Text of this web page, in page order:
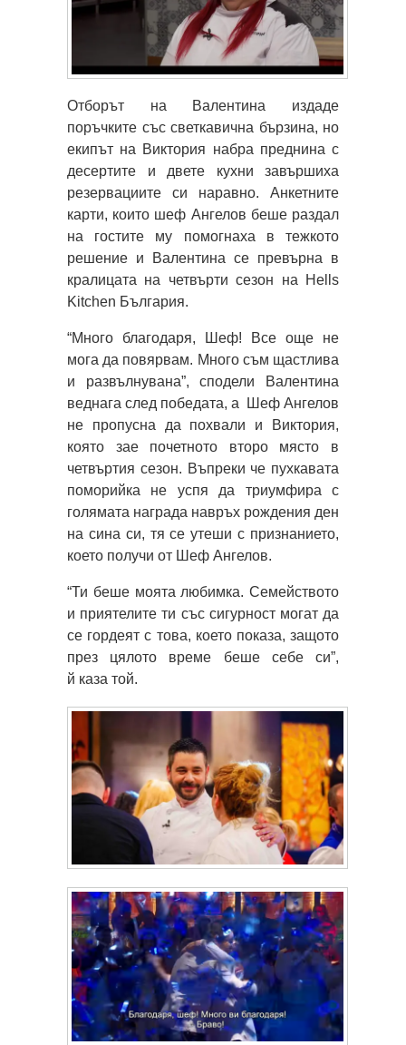
Отборът на Валентина издаде
поръчките със светкавична бързина, но
екипът на Виктория набра преднина с
десертите и двете кухни завършиха
резервациите си наравно. Анкетните
карти, които шеф Ангелов беше раздал
на гостите му помогнаха в тежкото
решение и Валентина се превърна в
кралицата на четвърти сезон на Hells
Kitchen България.
“Много благодаря, Шеф! Все още не
мога да повярвам. Много съм щастлива
и развълнувана”, сподели Валентина
веднага след победата, а Шеф Ангелов
не пропусна да похвали и Виктория,
която зае почетното второ място в
четвъртия сезон. Въпреки че пухкавата
поморийка не успя да триумфира с
голямата награда навръх рождения ден
на сина си, тя се утеши с признанието,
което получи от Шеф Ангелов.
“Ти беше моята любимка. Семейството
и приятелите ти със сигурност могат да
се гордеят с това, което показа, защото
през цялото време беше себе си”,
й каза той.